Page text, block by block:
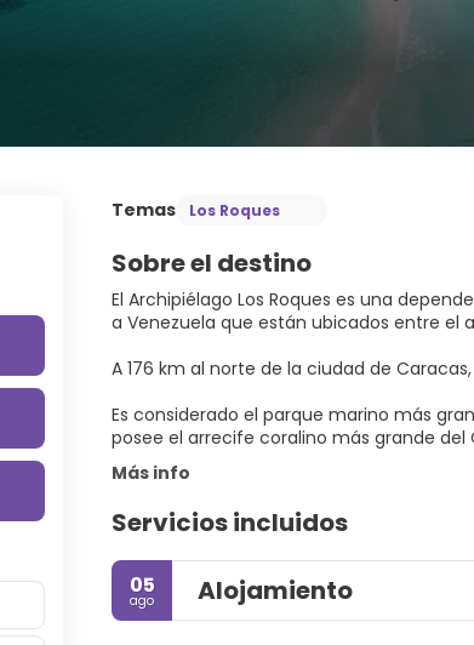
Temas Los Roques
Sobre el destino
El Archipiélago Los Roques es una
a Venezuela que están ubicados entre el
A 176 km al norte de la ciudad de
Es considerado el parque marino más
posee el arrecife coralino más grande del
Más info
Servicios incluidos
05
ago Alojamiento